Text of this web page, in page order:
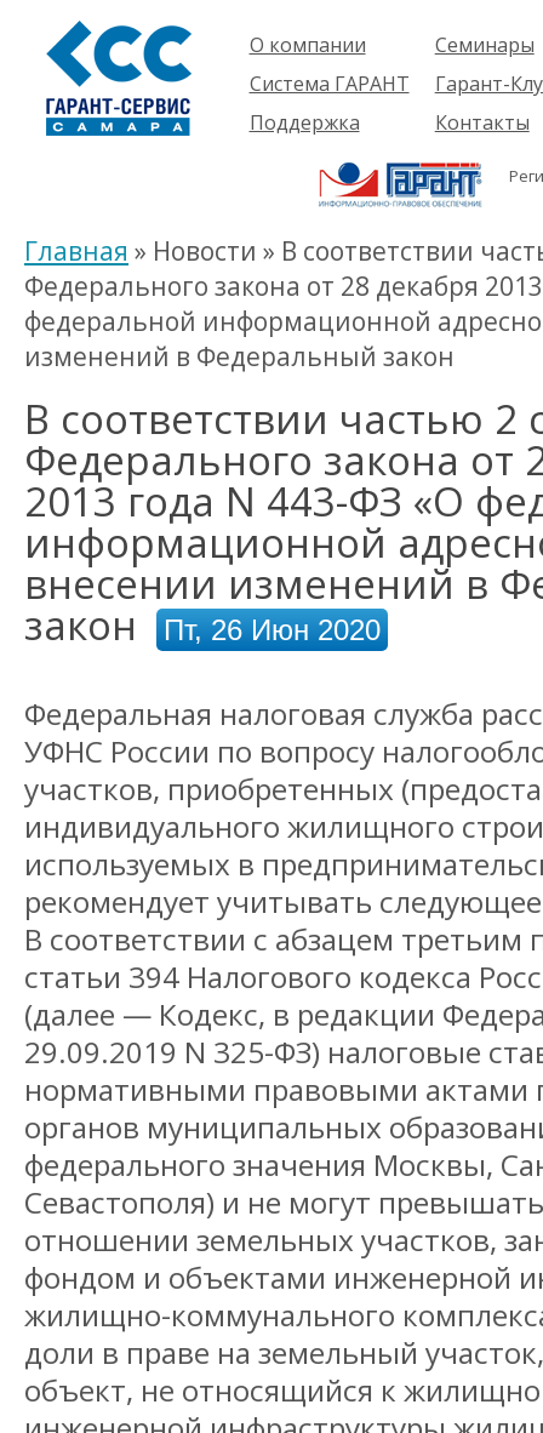
О компании
Компания
Проекты
Партнеры
Вакансии
Реквизиты
Информация
Система ГАРАНТ
О системе
решения
Комплекты
Новинки
История
Поддержка
Пользователям
Будущим
пользователям
Семинары
Об услуге
семинары
Гарант-
Контакты
Главная » Новости » В соответствии
Федерального закона от 28 декабря
федеральной информационной
изменений в Федеральный закон
В соответствии частью 2
Федерального закона от
2013 года N 443-ФЗ «О
информационной
внесении изменений в
закон Пт, 26 Июн 2020
Федеральная налоговая служба
УФНС России по вопросу
участков, приобретенных
индивидуального жилищного
используемых в
рекомендует учитывать
В соответствии с абзацем третьим
статьи 394 Налогового кодекса
(далее — Кодекс, в редакции
29.09.2019 N 325-ФЗ) налоговые
нормативными правовыми актами
органов муниципальных
федерального значения Москвы,
Севастополя) и не могут
отношении земельных участков,
фондом и объектами инженерной
жилищно-коммунального
доли в праве на земельный
объект, не относящийся к